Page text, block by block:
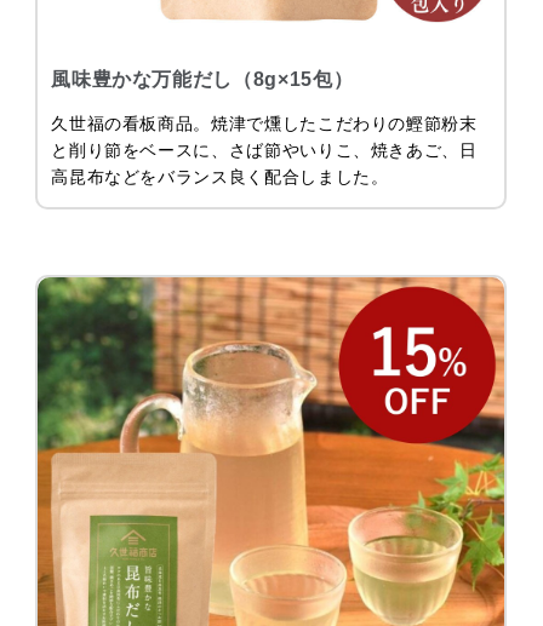
風味豊かな万能だし（8g×15包）
久世福の看板商品。焼津で燻したこだわりの鰹節粉末
と削り節をベースに、さば節やいりこ、焼きあご、日
高昆布などをバランス良く配合しました。